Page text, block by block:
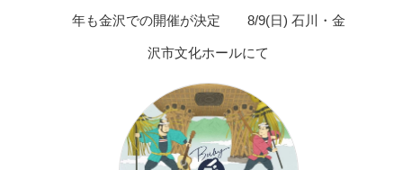
年も金沢での開催が決定 8/9(日) 石川・金
沢市文化ホールにて